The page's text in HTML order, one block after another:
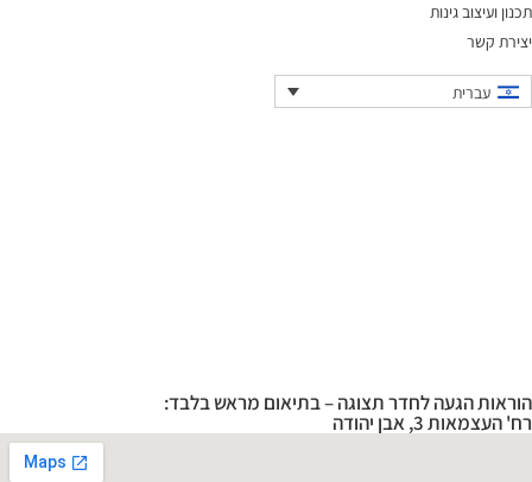
תכנון ועיצוב גינות
יצירת קשר
עברית
הוראות הגעה לחדר תצוגה – בתיאום מראש בלבד:
רח' העצמאות 3, אבן יהודה